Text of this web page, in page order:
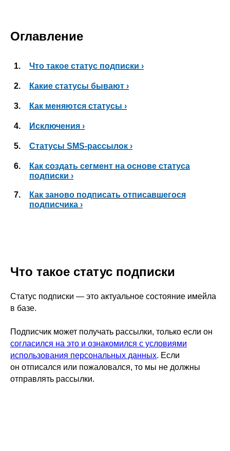
Оглавление
1. Что такое статус подписки ›
2. Какие статусы бывают ›
3. Как меняются статусы ›
4. Исключения ›
5. Статусы SMS-рассылок ›
6.
Как создать сегмент на основе статуса
подписки ›
7.
Как заново подписать отписавшегося
подписчика ›
Что такое статус подписки
Статус подписки — это актуальное состояние имейла
в базе.
Подписчик может получать рассылки, только если он
согласился на это и ознакомился с условиями
использования персональных данных. Если
он отписался или пожаловался, то мы не должны
отправлять рассылки.